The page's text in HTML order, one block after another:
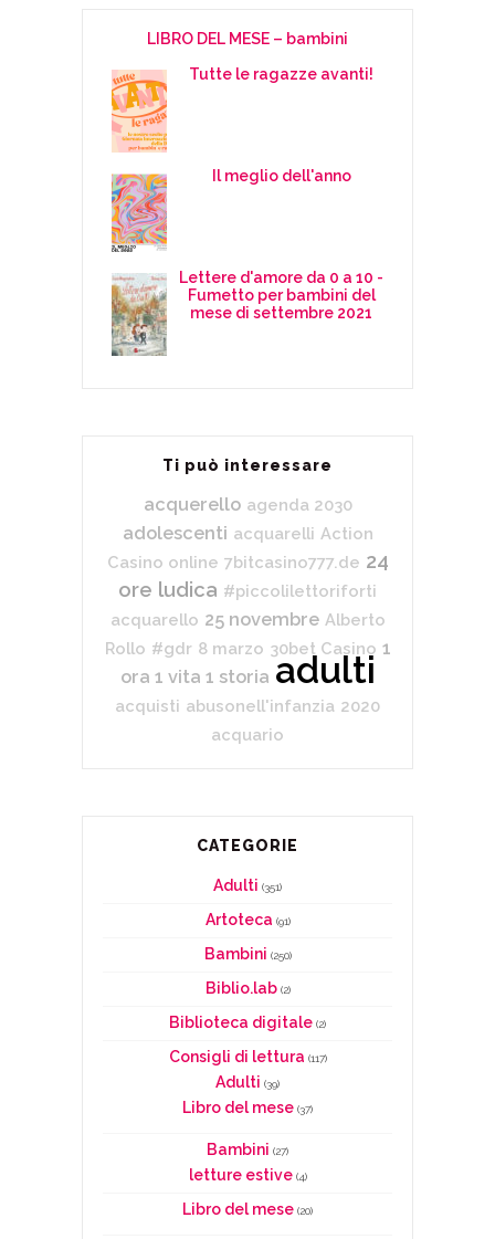
LIBRO DEL MESE – bambini
Tutte le ragazze avanti!
Il meglio dell'anno
Lettere d'amore da 0 a 10 -
Fumetto per bambini del
mese di settembre 2021
Ti può interessare
acquerello agenda 2030
adolescenti acquarelli Action
Casino online 7bitcasino777.de 24
ore ludica #piccolilettoriforti
acquarello 25 novembre Alberto
Rollo #gdr 8 marzo 30bet Casino 1
ora 1 vita 1 storia adulti
acquisti abusonell'infanzia 2020
acquario
CATEGORIE
Adulti (351)
Artoteca (91)
Bambini (250)
Biblio.lab(2)
Biblioteca digitale (2)
Consigli di lettura (117)
Adulti (39)
Libro del mese (37)
Bambini (27)
letture estive(4)
Libro del mese (20)